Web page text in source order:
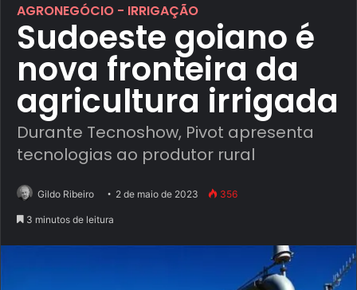
AGRONEGÓCIO - IRRIGAÇÃO
Sudoeste goiano é
nova fronteira da
agricultura irrigada
Durante Tecnoshow, Pivot apresenta
tecnologias ao produtor rural
Gildo Ribeiro 2 de maio de 2023 356
3 minutos de leitura